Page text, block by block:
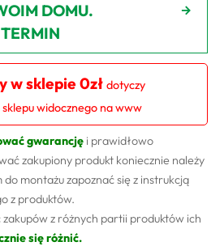
DOMU.
w sklepie 0zł dotyczy
widocznego na www
gwarancję i prawidłowo
zakupiony produkt koniecznie należy
montażu zapoznać się z instrukcją
z produktów.
zakupów z różnych partii produktów ich
się różnić.